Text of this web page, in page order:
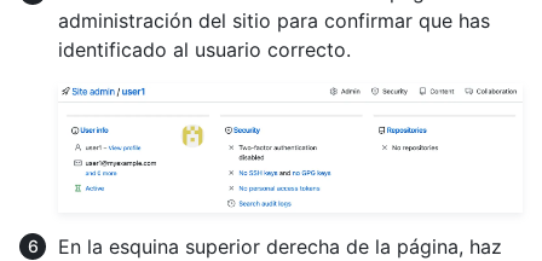
administración del sitio para confirmar que has
identificado al usuario correcto.
En la esquina superior derecha de la página, haz